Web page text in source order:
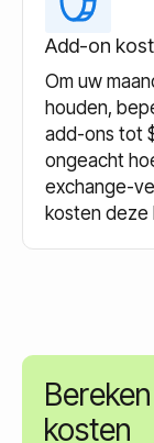
Add-on
Om uw
houden,
add-ons tot
ongeacht
exchange-
kosten deze
kosten